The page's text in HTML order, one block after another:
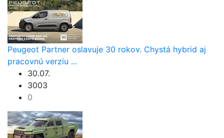
Peugeot Partner oslavuje 30 rokov. Chystá hybrid aj
pracovnú verziu ...
30.07.
3003
0